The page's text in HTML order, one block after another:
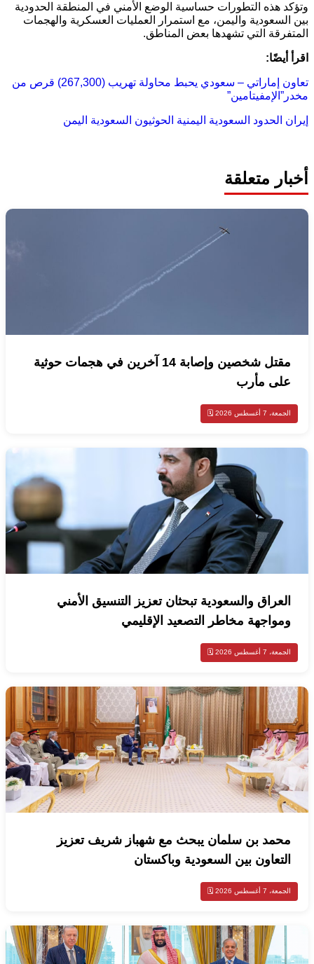
وتؤكد هذه التطورات حساسية الوضع الأمني في المنطقة الحدودية
بين السعودية واليمن، مع استمرار العمليات العسكرية والهجمات
المتفرقة التي تشهدها بعض المناطق.
اقرأ أيضًا:
تعاون إماراتي – سعودي يحبط محاولة تهريب (267,300) قرص من
مخدر”الإمفيتامين”
إيران الحدود السعودية اليمنية الحوثيون السعودية اليمن
أخبار متعلقة
مقتل شخصين وإصابة 14 آخرين في هجمات حوثية
على مأرب
الجمعة، 7 أغسطس 2026 🗓️
العراق والسعودية تبحثان تعزيز التنسيق الأمني
ومواجهة مخاطر التصعيد الإقليمي
الجمعة، 7 أغسطس 2026 🗓️
محمد بن سلمان يبحث مع شهباز شريف تعزيز
التعاون بين السعودية وباكستان
الجمعة، 7 أغسطس 2026 🗓️